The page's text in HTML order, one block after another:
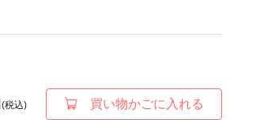
(税込) 買い物かごに入れる